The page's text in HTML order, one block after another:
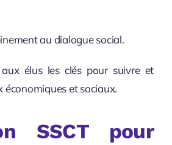
au dialogue social.
élus les clés pour suivre et
économiques et sociaux.
SSCT pour